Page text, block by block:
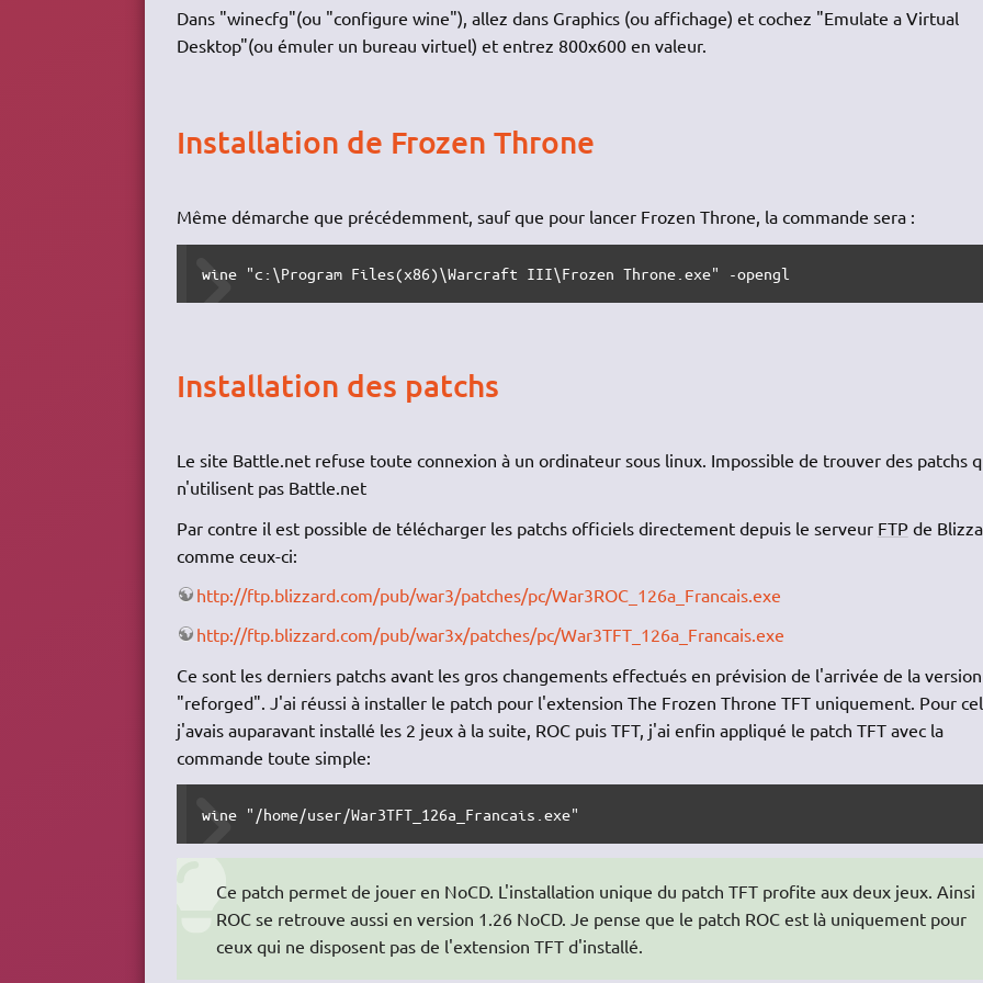
Dans "winecfg"(ou "configure wine"), allez dans Graphics (ou affichage) et cochez "Emulate a Virtual
Desktop"(ou émuler un bureau virtuel) et entrez 800x600 en valeur.
Installation de Frozen Throne
Même démarche que précédemment, sauf que pour lancer Frozen Throne, la commande sera :
wine "c:\Program Files(x86)\Warcraft III\Frozen Throne.exe" -opengl
Installation des patchs
Le site Battle.net refuse toute connexion à un ordinateur sous linux. Impossible de trouver des patchs
n'utilisent pas Battle.net
Par contre il est possible de télécharger les patchs officiels directement depuis le serveur FTPde
comme ceux-ci:
http://ftp.blizzard.com/pub/war3/patches/pc/War3ROC_126a_Francais.exe
http://ftp.blizzard.com/pub/war3x/patches/pc/War3TFT_126a_Francais.exe
Ce sont les derniers patchs avant les gros changements effectués en prévision de l'arrivée de la version
"reforged". J'ai réussi à installer le patch pour l'extension The Frozen Throne TFT uniquement. Pour
j'avais auparavant installé les 2 jeux à la suite, ROC puis TFT, j'ai enfin appliqué le patch TFT avec la
commande toute simple:
wine "/home/user/War3TFT_126a_Francais.exe"
Ce patch permet de jouer en NoCD. L'installation unique du patch TFT profite aux deux jeux. Ainsi
ROC se retrouve aussi en version 1.26 NoCD. Je pense que le patch ROC est là uniquement pour
ceux qui ne disposent pas de l'extension TFT d'installé.